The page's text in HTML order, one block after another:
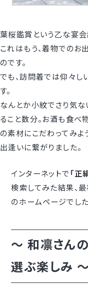
葉桜鑑賞という乙な宴会
これはもう、着物でのお
のです。
でも、訪問着では仰々し
す。
なんとか小紋でさり気
ること数分。お酒も食べ
の素材にこだわってみよ
出逢いに繋がりました。
インターネットで ｢正
検索してみた結果、
のホームページでした
～ 和凛さん
選ぶ楽しみ ～